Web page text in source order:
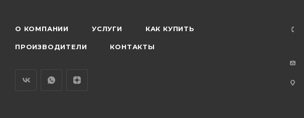
О КОМПАНИИ УСЛУГИ КАК КУПИТЬ
ПРОИЗВОДИТЕЛИ КОНТАКТЫ